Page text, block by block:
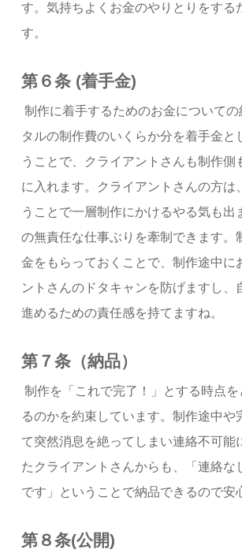
す。気持ちよくお金のやりとりをする
す。
第６条 (着手金)
制作に着手するためのお金について
タルの制作費のいくらか分を着手金と
うことで、クライアントさんも制作側
に入れます。クライアントさんの方は
うことで一層制作にかけるやる気も出
の無責任な仕事ぶりを牽制できます。
金をもらっておくことで、制作途中に
ントさんのドタキャンを防げますし、
進めるための責任感を持てますね。
第７条（納品）
制作を「これで完了！」とする時点
るのかを約束しています。制作途中や
て突然消息を絶ってしまい連絡不可能
たクライアントさんからも、「連絡な
です」ということで納品できるので安
第８条(公開)